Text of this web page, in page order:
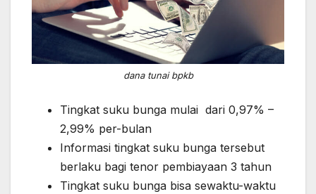
dana tunai bpkb
Tingkat suku bunga mulai dari 0,97% –
2,99% per-bulan
Informasi tingkat suku bunga tersebut
berlaku bagi tenor pembiayaan 3 tahun
Tingkat suku bunga bisa sewaktu-waktu